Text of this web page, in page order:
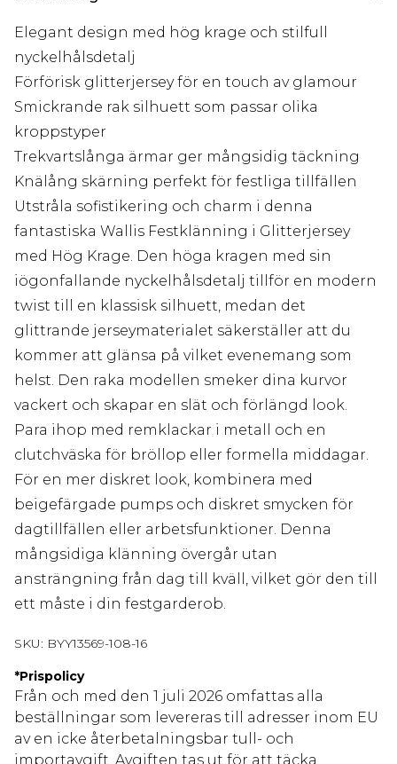
Elegant design med hög krage och stilfull
nyckelhålsdetalj
Förförisk glitterjersey för en touch av glamour
Smickrande rak silhuett som passar olika
kroppstyper
Trekvartslånga ärmar ger mångsidig täckning
Knälång skärning perfekt för festliga tillfällen
Utstråla sofistikering och charm i denna
fantastiska Wallis Festklänning i Glitterjersey
med Hög Krage. Den höga kragen med sin
iögonfallande nyckelhålsdetalj tillför en modern
twist till en klassisk silhuett, medan det
glittrande jerseymaterialet säkerställer att du
kommer att glänsa på vilket evenemang som
helst. Den raka modellen smeker dina kurvor
vackert och skapar en slät och förlängd look.
Para ihop med remklackar i metall och en
clutchväska för bröllop eller formella middagar.
För en mer diskret look, kombinera med
beigefärgade pumps och diskret smycken för
dagtillfällen eller arbetsfunktioner. Denna
mångsidiga klänning övergår utan
ansträngning från dag till kväll, vilket gör den till
ett måste i din festgarderob.
SKU: BYY13569-108-16
*Prispolicy
Från och med den 1 juli 2026 omfattas alla
beställningar som levereras till adresser inom EU
av en icke återbetalningsbar tull- och
importavgift. Avgiften tas ut för att täcka